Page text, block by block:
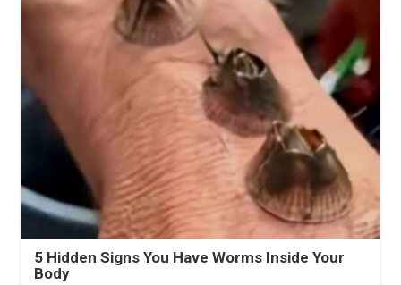
5 Hidden Signs You Have Worms Inside Your
Body